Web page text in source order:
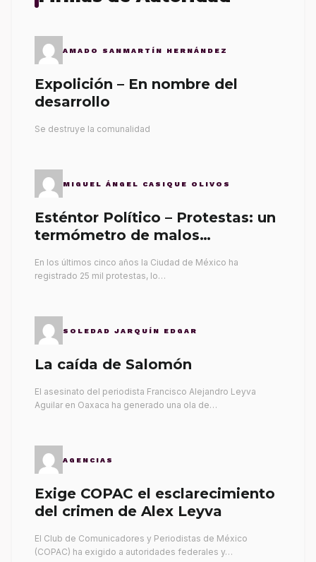
AMADO SANMARTÍN HERNÁNDEZ
Expolición – En nombre del
desarrollo
Se destruye la comunalidad
MIGUEL ÁNGEL CASIQUE OLIVOS
Esténtor Político – Protestas: un
termómetro de malos
En los últimos cinco años la Ciudad de México ha
registrado 25 mil protestas, lo…
SOLEDAD JARQUÍN EDGAR
La caída de Salomón
El asesinato del periodista Francisco Alejandro Leyva
Aguilar en Oaxaca ha generado una ola de…
AGENCIAS
Exige COPAC el esclarecimiento
del crimen de Alex Leyva
El Club de Comunicadores y Periodistas de México
(COPAC) ha exigido a autoridades federales y…